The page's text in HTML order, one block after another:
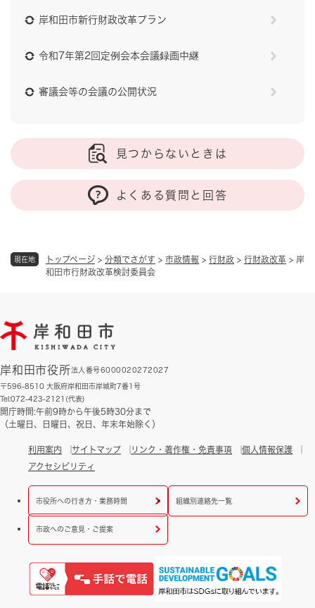
現在地 トップページ > 分類でさがす > 市政情報 > 行財政 > 行財政改革 > 岸
和田市行財政改革検討委員会
岸和田市新行財政改革プラン
令和7年第2回定例会本会議録画中継
審議会等の会議の公開状況
見つからないときは
よくある質問と回答
岸和田市役所法人番号6000020272027
〒596-8510 大阪府岸和田市岸城町7番1号
Tel:072-423-2121(代表)
開庁時間:午前9時から午後5時30分まで
（土曜日、日曜日、祝日、年末年始除く）
利用案内 サイトマップ リンク・著作権・免責事項
個人情報保護
アクセシビリティ
市役所への行き方・業務時間 組織別連絡先一覧
市政へのご意見・ご提案